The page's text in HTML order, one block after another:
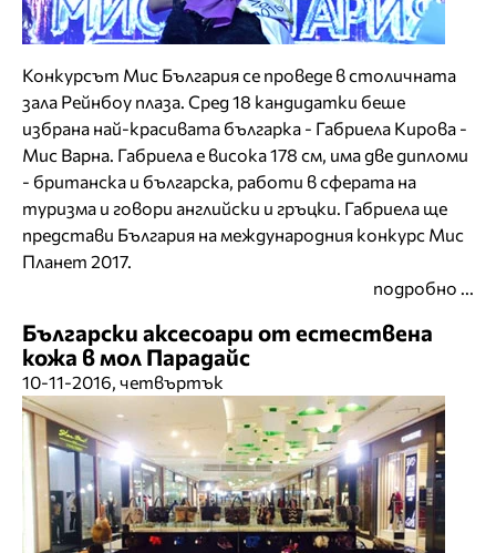
Конкурсът Мис България се проведе в столичната
зала Рейнбоу плаза. Сред 18 кандидатки беше
избрана най-красивата българка - Габриела Кирова -
Мис Варна. Габриела е висока 178 см, има две дипломи
- британска и българска, работи в сферата на
туризма и говори английски и гръцки. Габриела ще
представи България на международния конкурс Мис
Планет 2017.
подробно ...
Български аксесоари от естествена
кожа в мол Парадайс
10-11-2016, четвъртък